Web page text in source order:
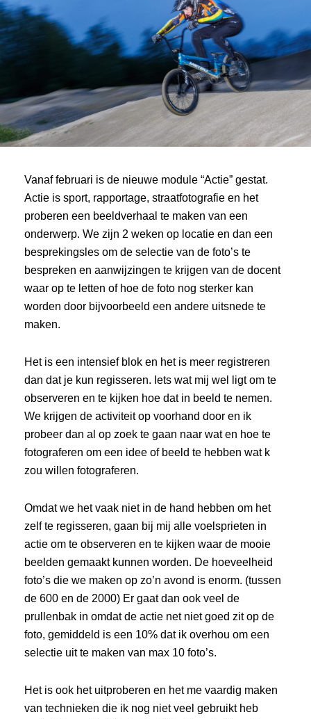
Vanaf februari is de nieuwe module “Actie” gestat.
Actie is sport, rapportage, straatfotografie en het
proberen een beeldverhaal te maken van een
onderwerp. We zijn 2 weken op locatie en dan een
besprekingsles om de selectie van de foto’s te
bespreken en aanwijzingen te krijgen van de docent
waar op te letten of hoe de foto nog sterker kan
worden door bijvoorbeeld een andere uitsnede te
maken.
Het is een intensief blok en het is meer registreren
dan dat je kun regisseren. Iets wat mij wel ligt om te
observeren en te kijken hoe dat in beeld te nemen.
We krijgen de activiteit op voorhand door en ik
probeer dan al op zoek te gaan naar wat en hoe te
fotograferen om een idee of beeld te hebben wat k
zou willen fotograferen.
Omdat we het vaak niet in de hand hebben om het
zelf te regisseren, gaan bij mij alle voelsprieten in
actie om te observeren en te kijken waar de mooie
beelden gemaakt kunnen worden. De hoeveelheid
foto’s die we maken op zo’n avond is enorm. (tussen
de 600 en de 2000) Er gaat dan ook veel de
prullenbak in omdat de actie net niet goed zit op de
foto, gemiddeld is een 10% dat ik overhou om een
selectie uit te maken van max 10 foto’s.
Het is ook het uitproberen en het me vaardig maken
van technieken die ik nog niet veel gebruikt heb